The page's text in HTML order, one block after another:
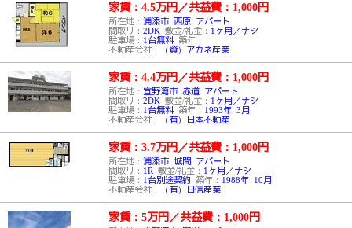
家賃：4.5万円 ／共益費：1,000円
所在地：浦添市 西原 アパート
間取り：2DK敷金/礼金： 1ヶ月／ナシ
駐車場： 1台無料 築年：
不動産会社：
（資）アカネ産業
家賃：4.4万円 ／共益費：1,000円
所在地： 宜野湾市 赤道 アパート
間取り：2DK敷金/礼金： 1ヶ月／ナシ
駐車場： 1台無料 築年： 1993年 3月
不動産会社：
（有）日本不動産
家賃：3.7万円 ／共益費：1,000円
所在地：浦添市 城間 アパート
間取り： 1R敷金/礼金： 1ヶ月／ナシ
駐車場： 1台別途契約 築年： 1988年 10月
不動産会社：
（有）日信産業
家賃：5万円 ／共益費：1,000円